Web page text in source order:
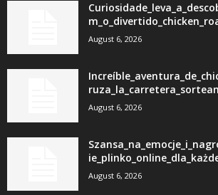
August 6, 2026
August 6, 2026
August 6, 2026